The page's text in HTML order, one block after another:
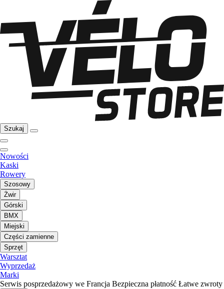
Szukaj
Nowości
Kaski
Rowery
Szosowy
Żwir
Górski
BMX
Miejski
Części zamienne
Sprzęt
Warsztat
Wyprzedaż
Marki
Serwis posprzedażowy we Francja Bezpieczna płatność Łatwe zwroty